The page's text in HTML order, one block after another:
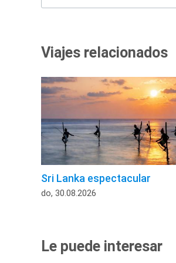
Viajes relacionados
Sri Lanka espectacular
do, 30.08.2026
Le puede interesar